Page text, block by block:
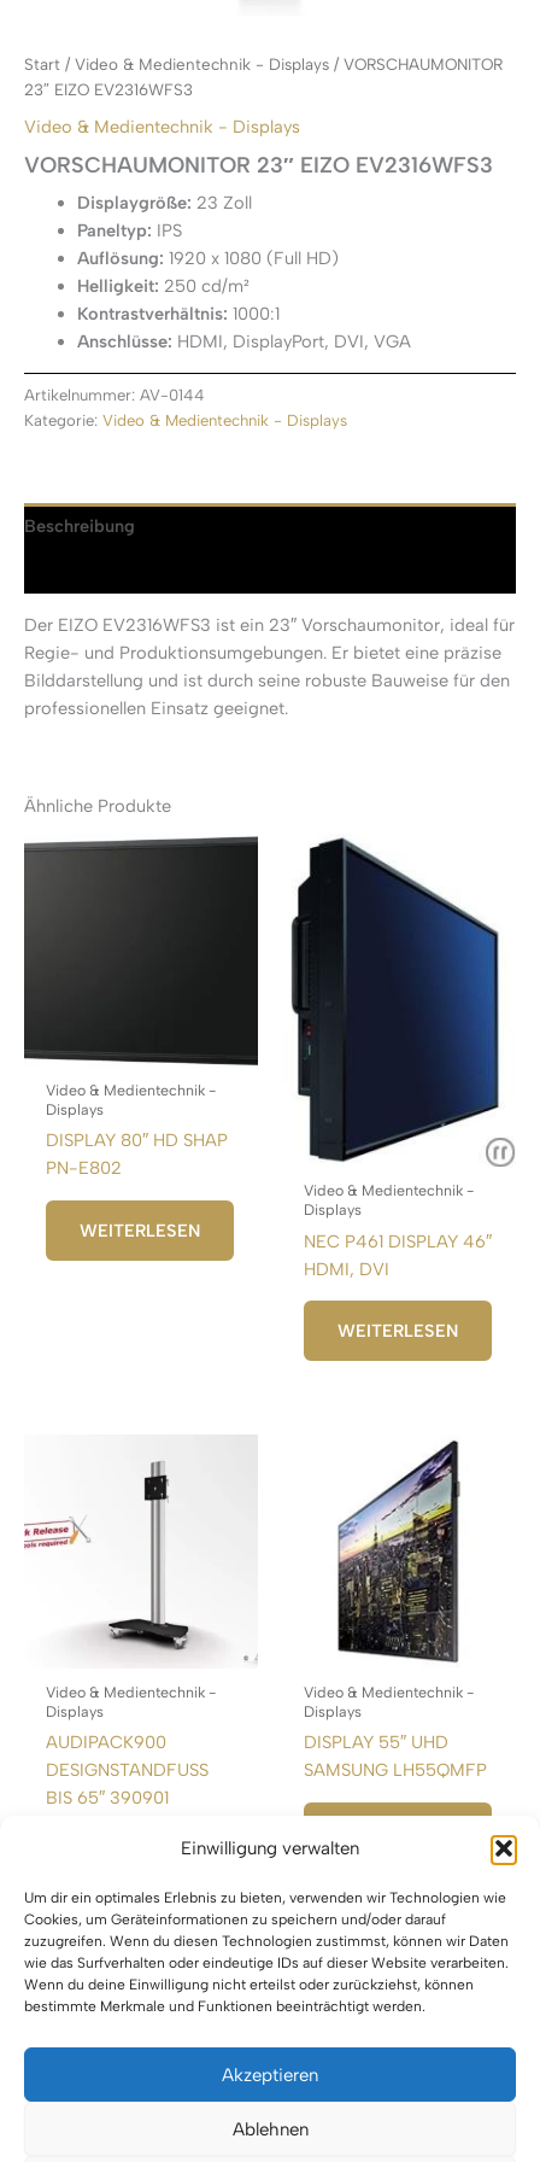
Einwilligung verwalten
Um dir ein optimales Erlebnis zu bieten, verwenden wir Technologien wie
Cookies, um Geräteinformationen zu speichern und/oder darauf
zuzugreifen. Wenn du diesen Technologien zustimmst, können wir Daten
wie das Surfverhalten oder eindeutige IDs auf dieser Website verarbeiten.
Wenn du deine Einwilligung nicht erteilst oder zurückziehst, können
bestimmte Merkmale und Funktionen beeinträchtigt werden.
Akzeptieren
Ablehnen
Start / Video & Medientechnik - Displays / VORSCHAUMONITOR
23″ EIZO EV2316WFS3
Video & Medientechnik - Displays
VORSCHAUMONITOR 23″ EIZO EV2316WFS3
Displaygröße: 23 Zoll
Paneltyp: IPS
Auflösung: 1920 x 1080 (Full HD)
Helligkeit: 250 cd/m²
Kontrastverhältnis: 1000:1
Anschlüsse: HDMI, DisplayPort, DVI, VGA
Artikelnummer: AV-0144
Kategorie: Video & Medientechnik - Displays
Beschreibung
Der EIZO EV2316WFS3 ist ein 23″ Vorschaumonitor, ideal für
Regie- und Produktionsumgebungen. Er bietet eine präzise
Bilddarstellung und ist durch seine robuste Bauweise für den
professionellen Einsatz geeignet.
Ähnliche Produkte
Video & Medientechnik -
Displays
DISPLAY 80″ HD SHAP
PN-E802
WEITERLESEN
Video & Medientechnik -
Displays
NEC P461 DISPLAY 46″
HDMI, DVI
WEITERLESEN
Video & Medientechnik -
Displays
AUDIPACK900
DESIGNSTANDFUSS
BIS 65″ 390901
WEITERLESEN
Video & Medientechnik -
Displays
DISPLAY 55″ UHD
SAMSUNG LH55QMFP
Impressum
Datenschutz